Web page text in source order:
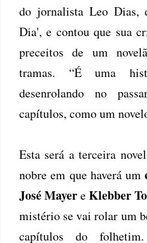
do jornalista Leo Dias,
Dia', e contou que sua
preceitos de um
tramas. “É uma
desenrolando no
capítulos, como um
Esta será a terceira
nobre em que haverá um
José MayereKlebber
mistério se vai rolar um
capítulos do